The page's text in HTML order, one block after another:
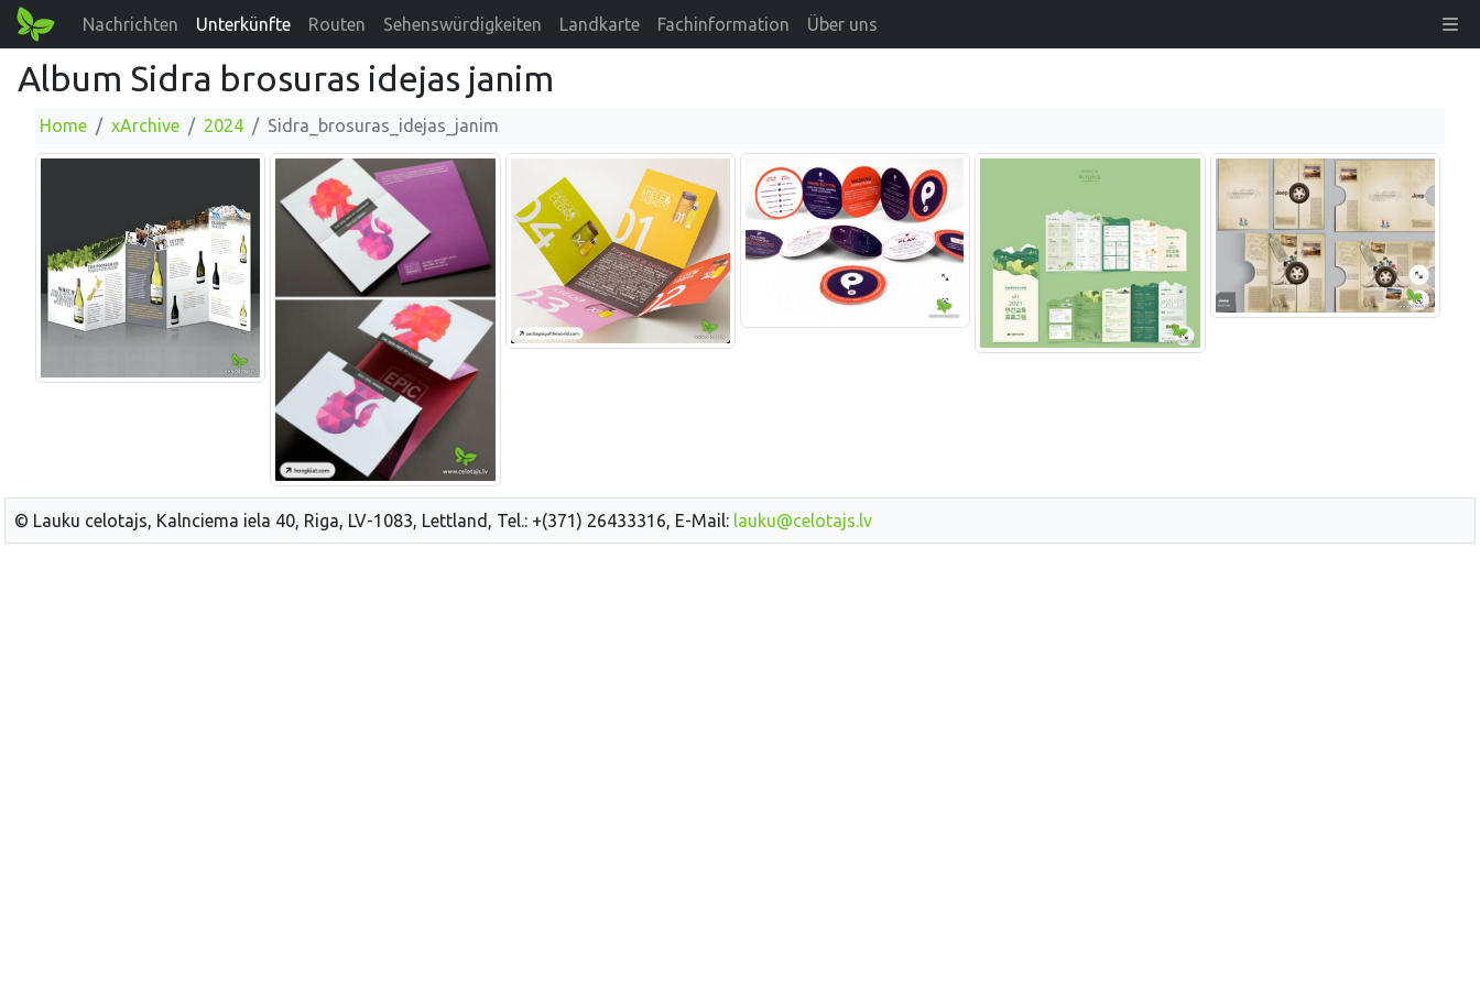
Nachrichten Unterkünfte Routen Sehenswürdigkeiten Landkarte Fachinformation Über uns
Album Sidra brosuras idejas janim
Home xArchive 2024 Sidra_brosuras_idejas_janim
© Lauku celotajs, Kalnciema iela 40, Riga, LV-1083, Lettland, Tel.: +(371) 26433316, E-Mail: lauku@celotajs.lv